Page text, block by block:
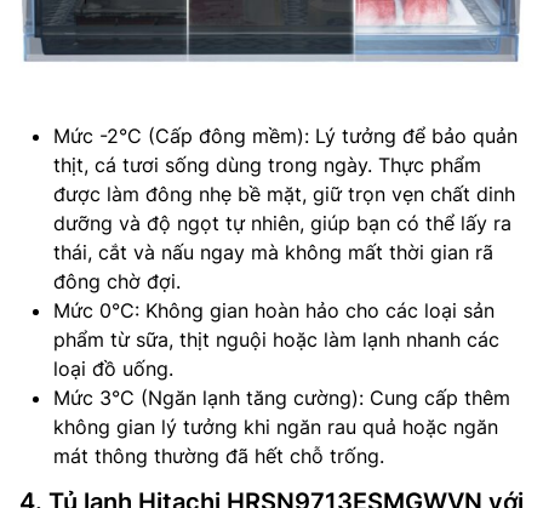
Mức -2°C (Cấp đông mềm): Lý tưởng để bảo quản
thịt, cá tươi sống dùng trong ngày. Thực phẩm
được làm đông nhẹ bề mặt, giữ trọn vẹn chất dinh
dưỡng và độ ngọt tự nhiên, giúp bạn có thể lấy ra
thái, cắt và nấu ngay mà không mất thời gian rã
đông chờ đợi.
Mức 0°C: Không gian hoàn hảo cho các loại sản
phẩm từ sữa, thịt nguội hoặc làm lạnh nhanh các
loại đồ uống.
Mức 3°C (Ngăn lạnh tăng cường): Cung cấp thêm
không gian lý tưởng khi ngăn rau quả hoặc ngăn
mát thông thường đã hết chỗ trống.
4. Tủ lạnh Hitachi HRSN9713ESMGWVN với